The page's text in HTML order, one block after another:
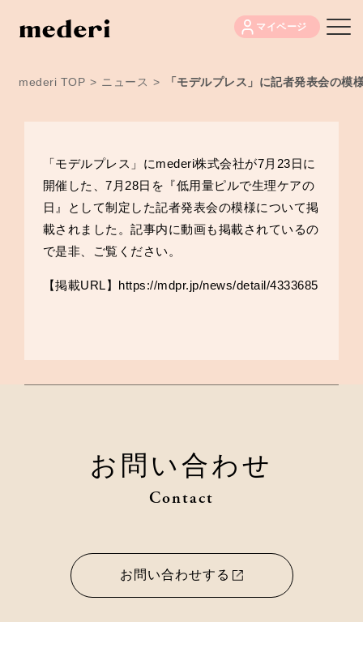
マイページ
mederi TOP > ニュース > 「モデルプレス」に記者発表会の模
「モデルプレス」にmederi株式会社が7月23日に
開催した、7月28日を『低用量ピルで生理ケアの
日』として制定した記者発表会の模様について掲
載されました。記事内に動画も掲載されているの
で是非、ご覧ください。
【掲載URL】 https://mdpr.jp/news/detail/4333685
お問い合わせ
Contact
お問い合わせする